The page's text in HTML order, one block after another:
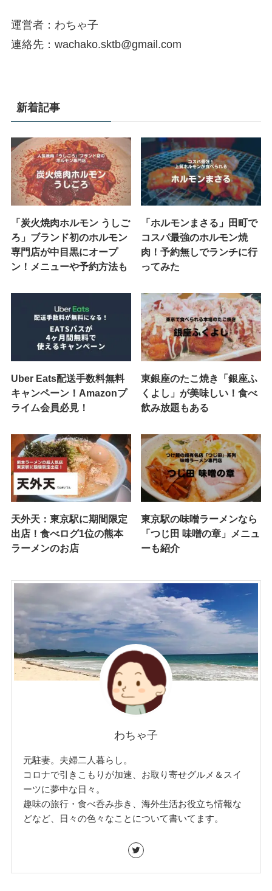
運営者：わちゃ子
連絡先：wachako.sktb@gmail.com
新着記事
「炭火焼肉ホルモン うしご
ろ」ブランド初のホルモン
専門店が中目黒にオープ
ン！メニューや予約方法も
「ホルモンまさる」田町で
コスパ最強のホルモン焼
肉！予約無しでランチに行
ってみた
Uber Eats配送手数料無料
キャンペーン！Amazonプ
ライム会員必見！
東銀座のたこ焼き「銀座ふ
くよし」が美味しい！食べ
飲み放題もある
天外天：東京駅に期間限定
出店！食べログ1位の熊本
ラーメンのお店
東京駅の味噌ラーメンなら
「つじ田 味噌の章」メニュ
ーも紹介
わちゃ子
元駐妻。夫婦二人暮らし。
コロナで引きこもりが加速、お取り寄せグルメ＆スイ
ーツに夢中な日々。
趣味の旅行・食べ呑み歩き、海外生活お役立ち情報な
どなど、日々の色々なことについて書いてます。